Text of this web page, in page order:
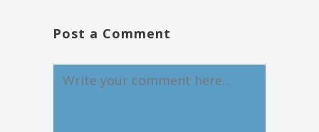
Post a Comment